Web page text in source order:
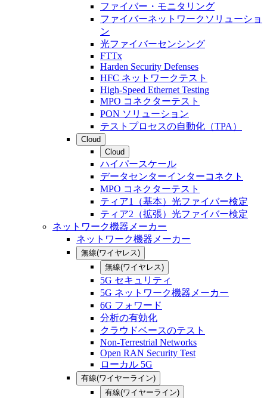
ファイバー・モニタリング
ファイバーネットワークソリューショ
ン
光ファイバーセンシング
FTTx
Harden Security Defenses
HFC ネットワークテスト
High-Speed Ethernet Testing
MPO コネクターテスト
PON ソリューション
テストプロセスの自動化（TPA）
Cloud
Cloud
ハイパースケール
データセンターインターコネクト
MPO コネクターテスト
ティア1（基本）光ファイバー検定
ティア2（拡張）光ファイバー検定
ネットワーク機器メーカー
ネットワーク機器メーカー
無線(ワイヤレス)
無線(ワイヤレス)
5G セキュリティ
5G ネットワーク機器メーカー
6G フォワード
分析の有効化
クラウドベースのテスト
Non-Terrestrial Networks
Open RAN Security Test
ローカル 5G
有線(ワイヤーライン)
有線(ワイヤーライン)